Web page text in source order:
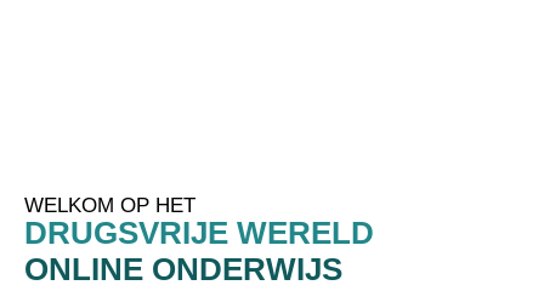
WELKOM OP HET
DRUGSVRIJE WERELD
ONLINE ONDERWIJS